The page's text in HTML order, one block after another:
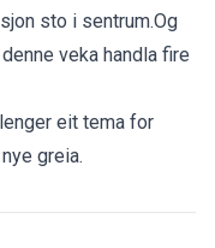
sto i sentrum.Og
veka handla fire
eit tema for
greia.